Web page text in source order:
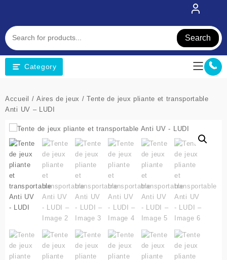
content
Search
Category
Accueil /Aires de jeux / Tente de jeux pliante et transportable
Anti UV – LUDI